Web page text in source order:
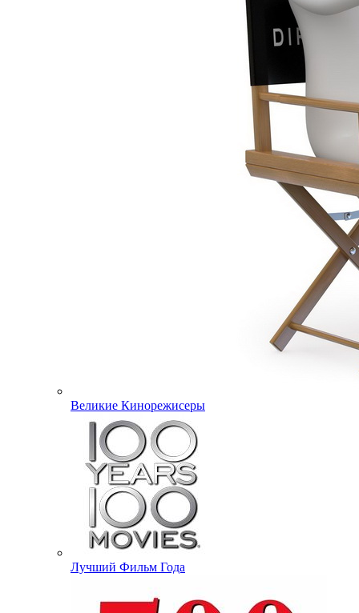
Великие Кинорежисеры
Лучший Фильм Года